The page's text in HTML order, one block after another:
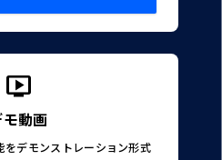
動画
デモンストレーション形式